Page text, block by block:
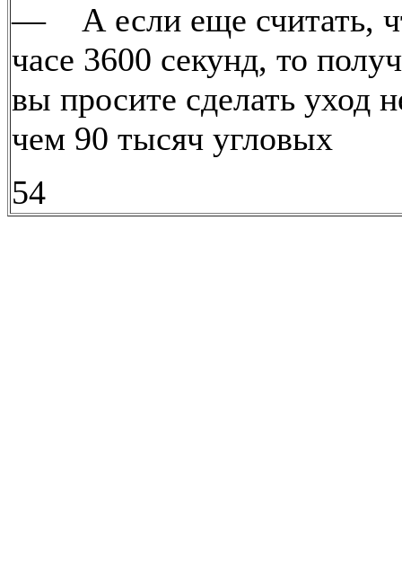
— А если еще считать,
часе 3600 секунд, то
вы просите сделать уход
чем 90 тысяч угловых
54